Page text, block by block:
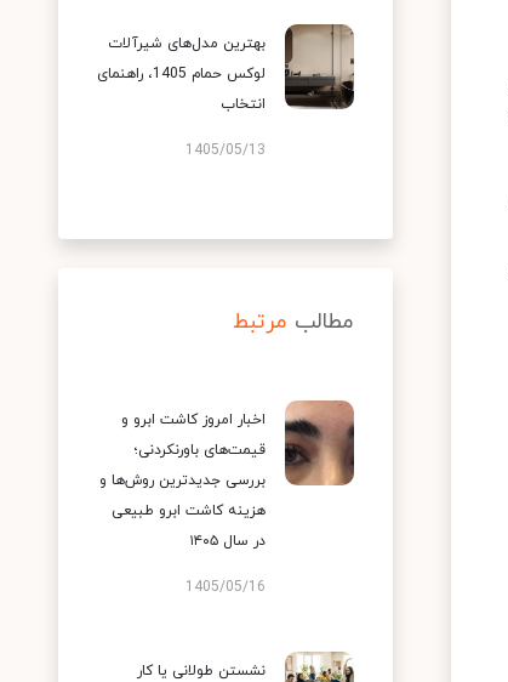
بهترین مدل‌های شیرآلات
لوکس حمام 1405، راهنمای
انتخاب
1405/05/13
مطالب مرتبط
اخبار امروز کاشت ابرو و
قیمت‌های باورنکردنی؛
بررسی جدیدترین روش‌ها و
هزینه کاشت ابرو طبیعی
در سال ۱۴۰۵
1405/05/16
نشستن طولانی یا کار